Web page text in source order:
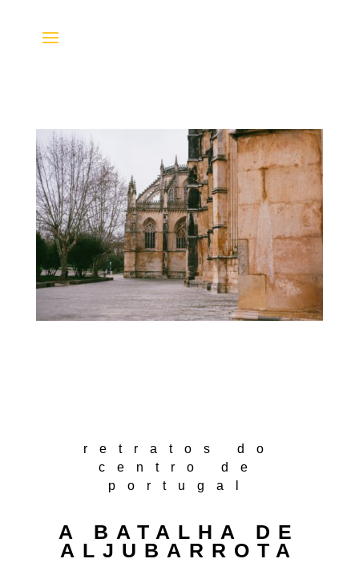
retratos do
centro de
portugal
A BATALHA DE
ALJUBARROTA